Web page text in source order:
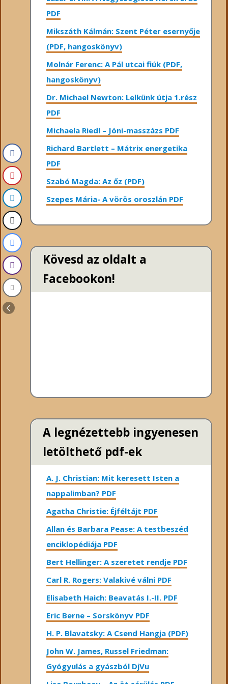
PDF
Mikszáth Kálmán: Szent Péter esernyője
(PDF, hangoskönyv)
Molnár Ferenc: A Pál utcai fiúk (PDF,
hangoskönyv)
Dr. Michael Newton: Lelkünk útja 1.rész
PDF
Michaela Riedl – Jóni-masszázs PDF
Richard Bartlett – Mátrix energetika
PDF
Szabó Magda: Az őz (PDF)
Szepes Mária- A vörös oroszlán PDF
Kövesd az oldalt a
Facebookon!
A legnézettebb ingyenesen
letölthető pdf-ek
A. J. Christian: Mit keresett Isten a
nappalimban? PDF
Agatha Christie: Éjféltájt PDF
Allan és Barbara Pease: A testbeszéd
enciklopédiája PDF
Bert Hellinger: A ​szeretet rendje PDF
Carl R. Rogers: Valakivé válni PDF
Elisabeth Haich: Beavatás I.-II. PDF
Eric Berne – Sorskönyv PDF
H. P. Blavatsky: A Csend Hangja (PDF)
John W. James, Russel Friedman:
Gyógyulás a gyászból DjVu